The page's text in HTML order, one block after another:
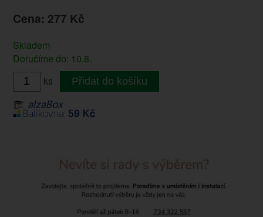
Cena: 277 Kč
Skladem
Doručíme do: 10.8.
ks
Přidat do košíku